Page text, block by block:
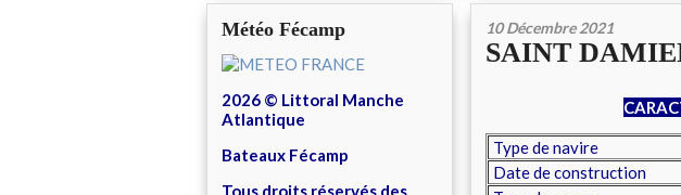
Météo Fécamp
2026 © Littoral Manche
Atlantique
Bateaux Fécamp
Tous droits réservés des
10 Décembre 2021
SAINT
Type de navire
Date de construction